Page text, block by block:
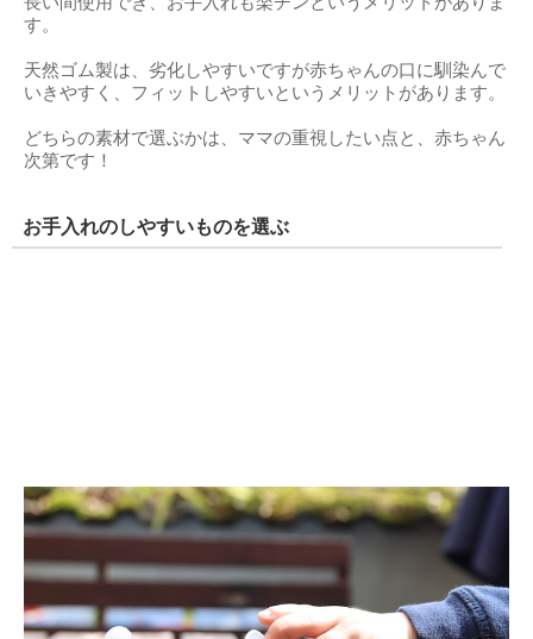
す。
天然ゴム製は、劣化しやすいですが赤ちゃんの口に馴染んで
いきやすく、フィットしやすいというメリットがあります。
どちらの素材で選ぶかは、ママの重視したい点と、赤ちゃん
次第です！
お手入れのしやすいものを選ぶ